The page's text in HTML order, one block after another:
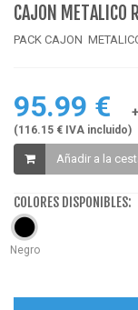
CAJON
PACK CAJON
95.99 €
(116.15 € IVA incluido)
Añadir a la
COLORES DISPONIBLES:
Negro